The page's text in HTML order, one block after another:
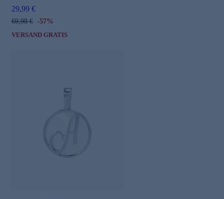
29,99 €
69,98 € -57%
VERSAND GRATIS